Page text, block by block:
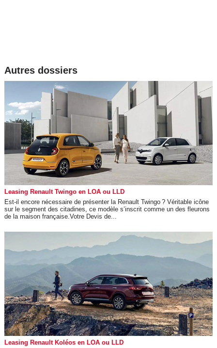
Autres dossiers
Leasing Renault Twingo en LOA ou LLD
Est-il encore nécessaire de présenter la Renault Twingo ? Véritable icône
sur le segment des citadines, ce modèle s’inscrit comme un des fleurons
de la maison française.Votre Devis de...
Leasing Renault Koléos en LOA ou LLD